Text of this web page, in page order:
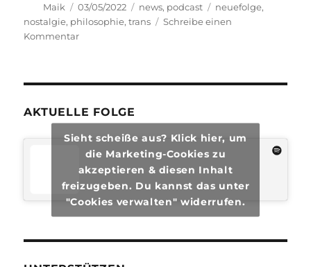
Autor
Maik
Veröffentlicht
am
03/05/2022 Kategorien
news, podcast Schlagwörter
neuefolge,
nostalgie, philosophie,trans
Schreibe einen
Kommentarzu
AKTUELLE FOLGE
Sieht scheiße aus? Klick hier, um
die Marketing-Cookies zu
akzeptieren & diesen Inhalt
freizugeben. Du kannst das unter
"Cookies verwalten" widerrufen.